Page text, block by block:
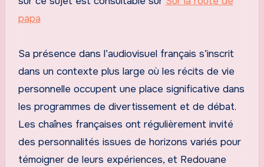
papa
Sa présence dans l’audiovisuel français s’inscrit
dans un contexte plus large où les récits de vie
personnelle occupent une place significative dans
les programmes de divertissement et de débat.
Les chaînes françaises ont régulièrement invité
des personnalités issues de horizons variés pour
témoigner de leurs expériences, et Redouane